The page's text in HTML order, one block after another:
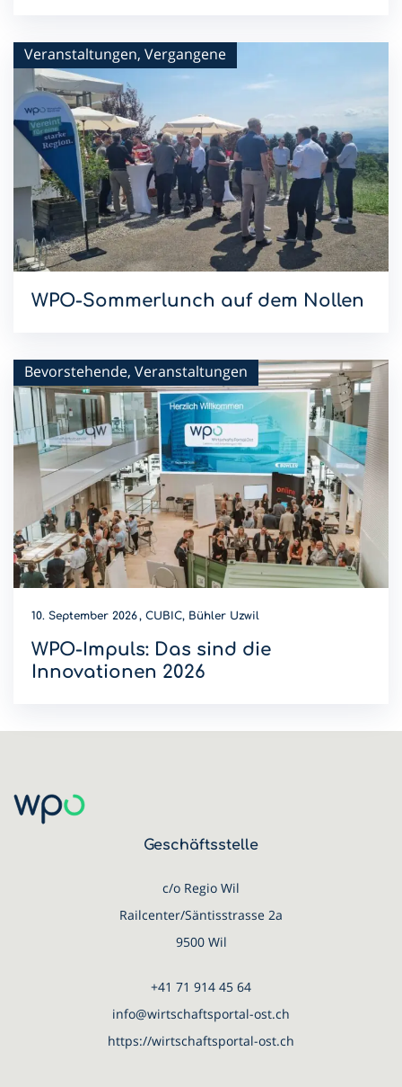
Veranstaltungen, Vergangene
WPO-Sommerlunch auf dem Nollen
Bevorstehende, Veranstaltungen
10. September 2026 CUBIC, Bühler Uzwil
WPO-Impuls: Das sind die
Innovationen 2026
Geschäftsstelle
c/o Regio Wil
Railcenter/Säntisstrasse 2a
9500 Wil
+41 71 914 45 64
info@wirtschaftsportal-ost.ch
https://wirtschaftsportal-ost.ch